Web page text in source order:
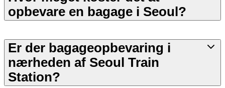
opbevare en bagage i Seoul?
Er der bagageopbevaring i
nærheden af Seoul Train
Station?